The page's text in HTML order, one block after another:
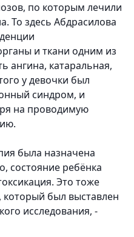
по которым лечили
То здесь Абдрасилова
и ткани одним из
ангина, катаральная,
у девочки был
синдром, и
на проводимую
была назначена
состояние ребёнка
Это тоже
который был выставлен
исследования, -